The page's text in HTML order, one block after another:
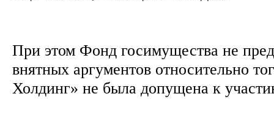
При этом Фонд госимущества не
внятных аргументов относительно
Холдинг» не была допущена к